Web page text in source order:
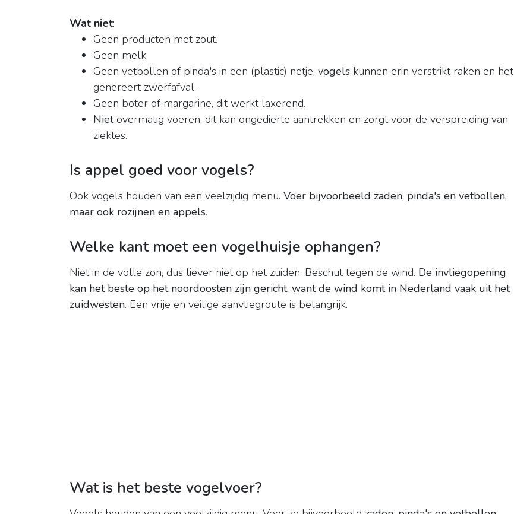
Wat niet:
Geen producten met zout.
Geen melk.
Geen vetbollen of pinda's in een (plastic) netje, vogels kunnen erin verstrikt raken en het
genereert zwerfafval.
Geen boter of margarine, dit werkt laxerend.
Nietovermatig voeren, dit kan ongedierte aantrekken en zorgt voor de verspreiding van
ziektes.
Is appel goed voor vogels?
Ook vogels houden van een veelzijdig menu. Voer bijvoorbeeld zaden, pinda's en vetbollen,
maar ook rozijnen en appels.
Welke kant moet een vogelhuisje ophangen?
Niet in de volle zon, dus liever niet op het zuiden. Beschut tegen de wind. De invliegopening
kan het beste op het noordoosten zijn gericht, want de wind komt in Nederland vaak uit het
zuidwesten. Een vrije en veilige aanvliegroute is belangrijk.
Wat is het beste vogelvoer?